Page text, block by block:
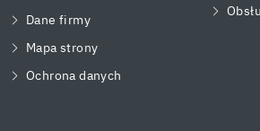
Dane firmy
Mapa strony
Ochrona danych